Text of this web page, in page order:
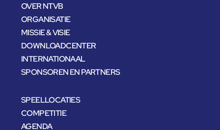
OVER NTVB
ORGANISATIE
MISSIE & VISIE
DOWNLOADCENTER
INTERNATIONAAL
SPONSOREN EN PARTNERS
SPEELLOCATIES
COMPETITIE
AGENDA